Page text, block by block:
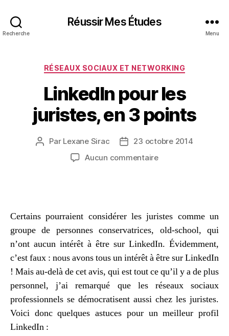
Recherche
Réussir Mes Études
Menu
Catégories
RÉSEAUX SOCIAUX ET NETWORKING
LinkedIn pour les
juristes, en 3 points
Auteur
Par Lexane Sirac
Date23 octobre 2014
Aucun commentairesur
en
points
Certains pourraient considérer les juristes comme un
groupe de personnes conservatrices, old-school, qui
n’ont aucun intérêt à être sur LinkedIn. Évidemment,
c’est faux : nous avons tous un intérêt à être sur LinkedIn
! Mais au-delà de cet avis, qui est tout ce qu’il y a de plus
personnel, j’ai remarqué que les réseaux sociaux
professionnels se démocratisent aussi chez les juristes.
Voici donc quelques astuces pour un meilleur profil
LinkedIn :